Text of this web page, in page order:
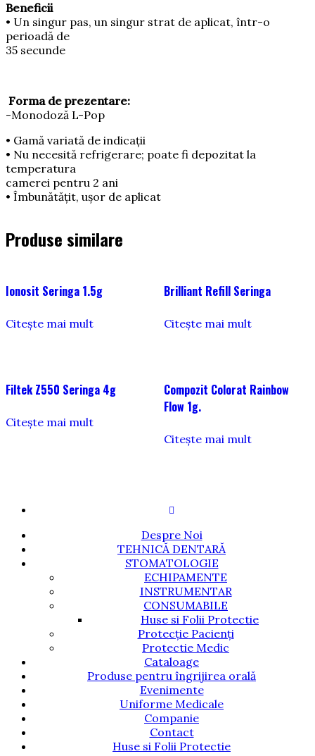
Beneficii
• Un singur pas, un singur strat de aplicat, într-o
perioadă de
35 secunde
Forma de prezentare:
-Monodoză L-Pop
• Gamă variată de indicaţii
• Nu necesită refrigerare; poate fi depozitat la
temperatura
camerei pentru 2 ani
• Îmbunătăţit, uşor de aplicat
Produse similare
Ionosit Seringa 1.5g
Citește mai mult
Brilliant Refill Seringa
Citește mai mult
Filtek Z550 Seringa 4g
Citește mai mult
Compozit Colorat Rainbow
Flow 1g.
Citește mai mult
Despre Noi
TEHNICĂ DENTARĂ
STOMATOLOGIE
ECHIPAMENTE
INSTRUMENTAR
CONSUMABILE
Huse si Folii Protectie
Protecție Pacienți
Protectie Medic
Cataloage
Produse pentru îngrijirea orală
Evenimente
Uniforme Medicale
Companie
Contact
Huse si Folii Protectie